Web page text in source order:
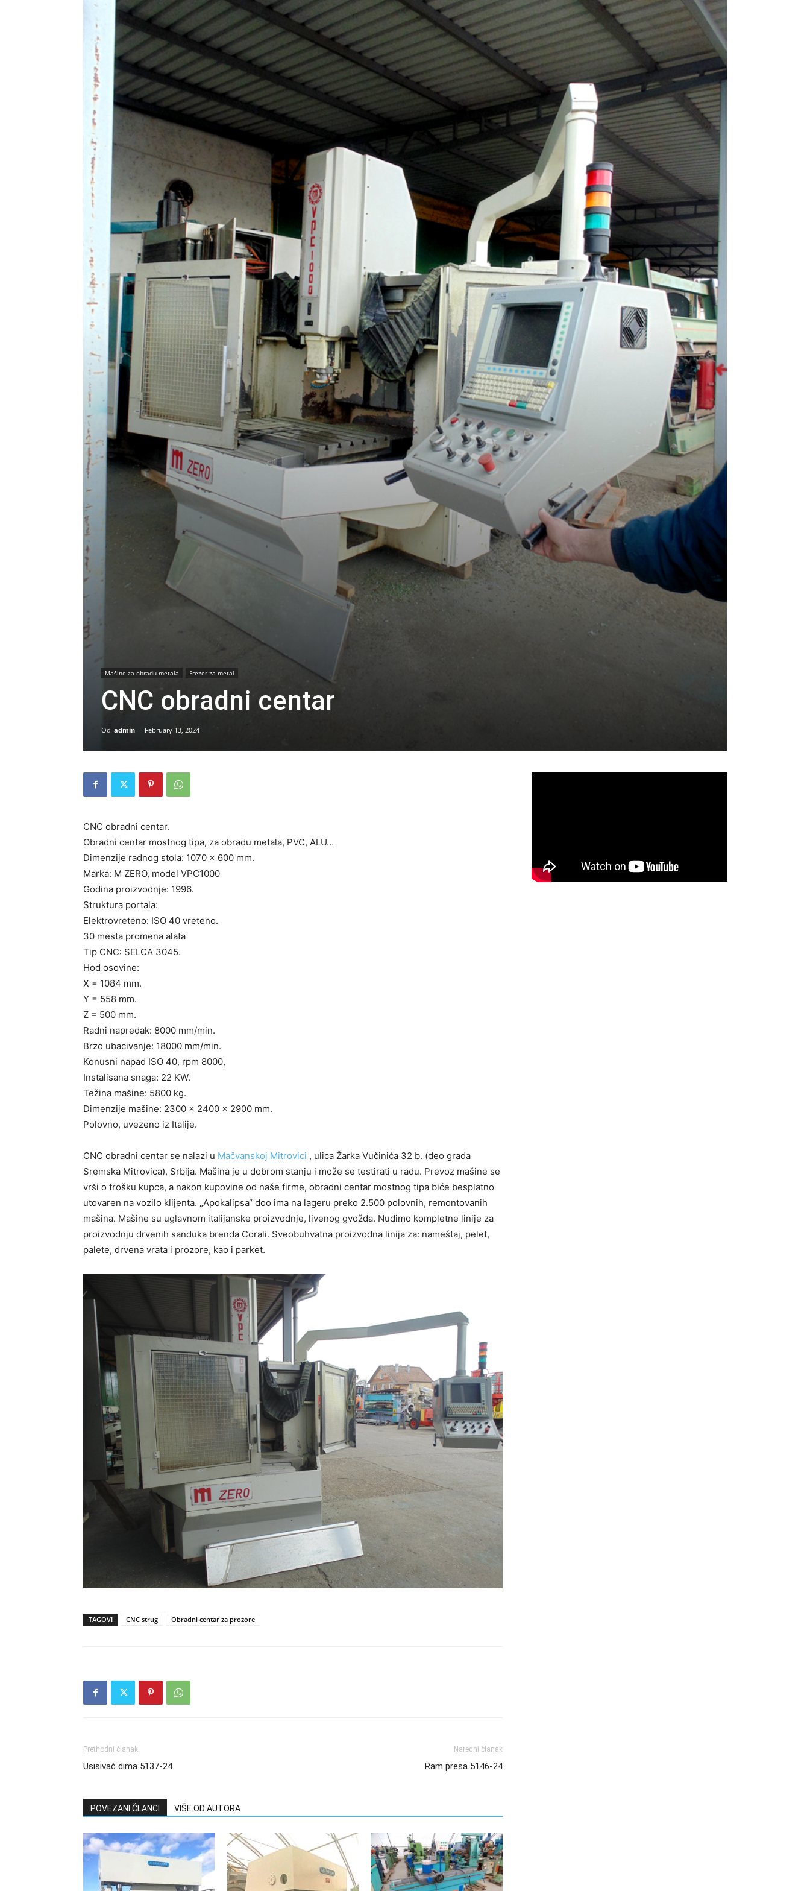
Mašine za obradu metala Frezer za metal
CNC obradni centar
Od admin - February 13, 2024
CNC obradni centar.
Obradni centar mostnog tipa, za obradu metala, PVC, ALU…
Dimenzije radnog stola: 1070 x 600 mm.
Marka: M ZERO, model VPC1000
Godina proizvodnje: 1996.
Struktura portala:
Elektrovreteno: ISO 40 vreteno.
30 mesta promena alata
Tip CNC: SELCA 3045.
Hod osovine:
X = 1084 mm.
Y = 558 mm.
Z = 500 mm.
Radni napredak: 8000 mm/min.
Brzo ubacivanje: 18000 mm/min.
Konusni napad ISO 40, rpm 8000,
Instalisana snaga: 22 KW.
Težina mašine: 5800 kg.
Dimenzije mašine: 2300 x 2400 x 2900 mm.
Polovno, uvezeno iz Italije.
CNC obradni centar se nalazi u Mačvanskoj Mitrovici , ulica Žarka Vučinića 32 b. (deo grada
Sremska Mitrovica), Srbija. Mašina je u dobrom stanju i može se testirati u radu. Prevoz mašine se
vrši o trošku kupca, a nakon kupovine od naše firme, obradni centar mostnog tipa biće besplatno
utovaren na vozilo klijenta. „Apokalipsa“ doo ima na lageru preko 2.500 polovnih, remontovanih
mašina. Mašine su uglavnom italijanske proizvodnje, livenog gvožđa. Nudimo kompletne linije za
proizvodnju drvenih sanduka brenda Corali. Sveobuhvatna proizvodna linija za: nameštaj, pelet,
palete, drvena vrata i prozore, kao i parket.
TAGOVI CNC strug Obradni centar za prozore
Prethodni članak
Usisivač dima 5137-24
Naredni članak
Ram presa 5146-24
POVEZANI ČLANCI VIŠE OD AUTORA